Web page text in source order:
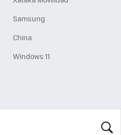
Samsung
China
Windows 11